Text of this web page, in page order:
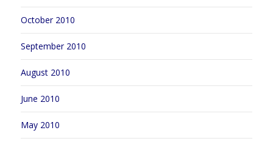
October 2010
September 2010
August 2010
June 2010
May 2010